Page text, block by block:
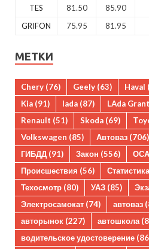
TES
81.50 85.90
GRIFON
75.95 81.95
МЕТКИ
Chery (76) Geely (63) Haval
Kia (91) lada (87) LAda
Renault (51) Skoda (69)
Volkswagen (85) Автоваз (706)
ГИБДД (91) Закон (556)
Происшествия (56)
Техосмотр (80) УАЗ (85)
Электросамокат (74) автоваз
авторынок (227) автошкола
водительское удостоверение